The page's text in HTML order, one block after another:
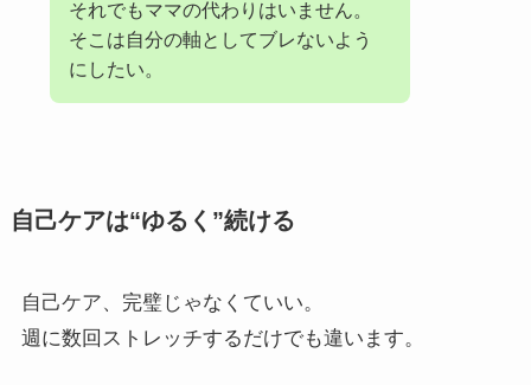
それでもママの代わりはいません。
そこは自分の軸としてブレないよう
にしたい。
自己ケアは“ゆるく”続ける
自己ケア、完璧じゃなくていい。
週に数回ストレッチするだけでも違います。